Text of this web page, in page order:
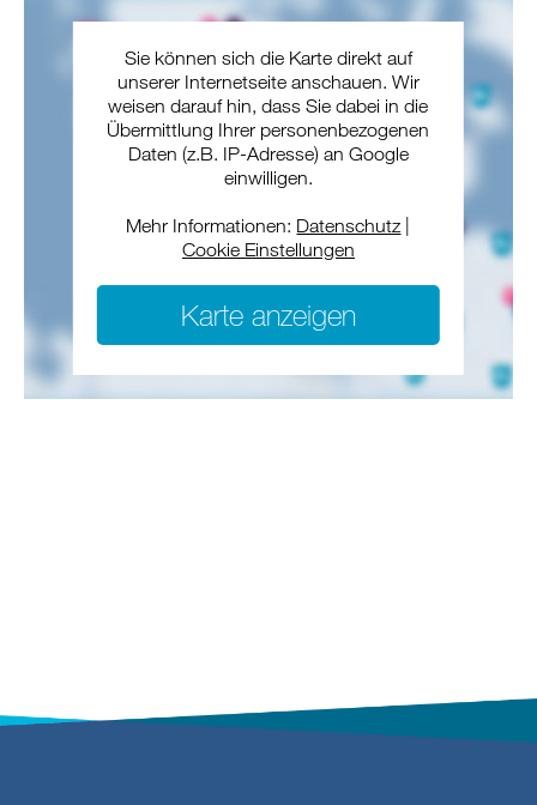
Sie können sich die Karte direkt auf
unserer Internetseite anschauen. Wir
weisen darauf hin, dass Sie dabei in die
Übermittlung Ihrer personenbezogenen
Daten (z.B. IP-Adresse) an Google
einwilligen.
Mehr Informationen: Datenschutz
Cookie Einstellungen
Karte anzeigen